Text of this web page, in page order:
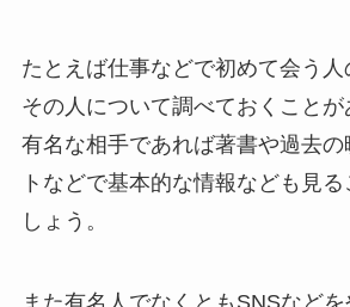
たとえば仕事などで初めて会う
その人について調べておくことが
有名な相手であれば著書や過去の
トなどで基本的な情報なども見
しょう。
また有名人でなくともSNSなどを